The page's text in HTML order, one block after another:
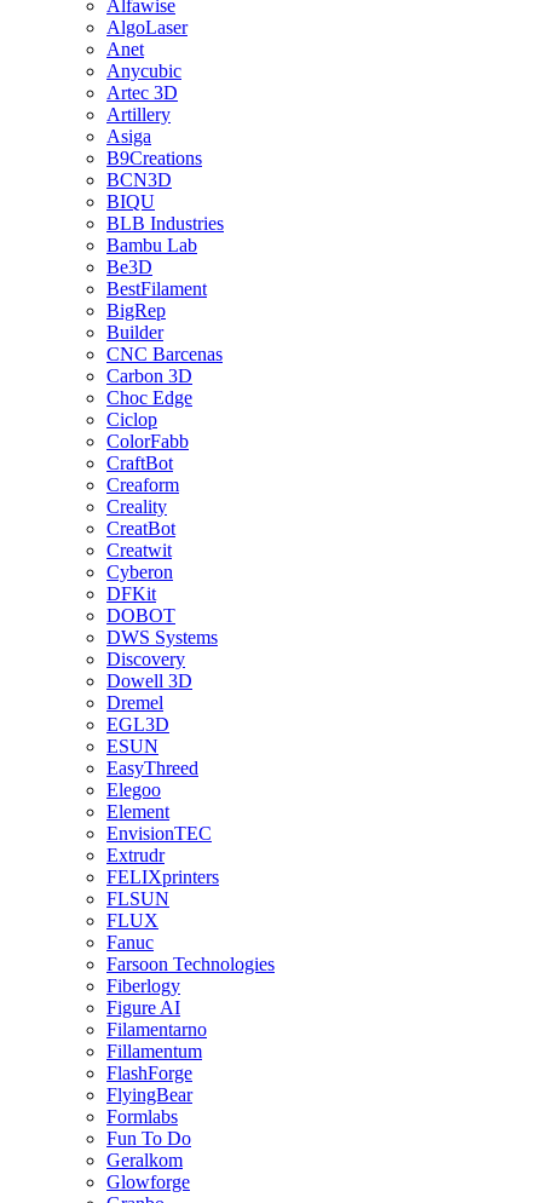
Alfawise
AlgoLaser
Anet
Anycubic
Artec 3D
Artillery
Asiga
B9Creations
BCN3D
BIQU
BLB Industries
Bambu Lab
Be3D
BestFilament
BigRep
Builder
CNC Barcenas
Carbon 3D
Choc Edge
Ciclop
ColorFabb
CraftBot
Creaform
Creality
CreatBot
Creatwit
Cyberon
DFKit
DOBOT
DWS Systems
Discovery
Dowell 3D
Dremel
EGL3D
ESUN
EasyThreed
Elegoo
Element
EnvisionTEC
Extrudr
FELIXprinters
FLSUN
FLUX
Fanuc
Farsoon Technologies
Fiberlogy
Figure AI
Filamentarno
Fillamentum
FlashForge
FlyingBear
Formlabs
Fun To Do
Geralkom
Glowforge